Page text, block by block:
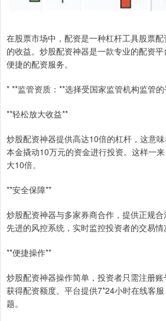
在股票市场中，配资是一种杠杆工具股票
的收益。炒股配资神器是一款专业的配资平
便捷的配资服务。
* **监管资质：**选择受国家监管机构监管的
**轻松放大收益**
炒股配资神器提供高达10倍的杠杆，这意
本金撬动10万元的资金进行投资。这样一
大10倍。
**安全保障**
炒股配资神器与多家券商合作，提供正规
先进的风控系统，实时监控投资者的交易情
**便捷操作**
炒股配资神器操作简单，投资者只需注册
获得配资额度。平台提供7*24小时在线客
题。